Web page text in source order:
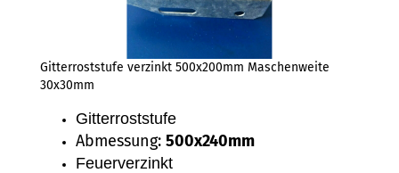
Gitterroststufe verzinkt 500x200mm Maschenweite
30x30mm
Gitterroststufe
Abmessung: 500x240mm
Feuerverzinkt